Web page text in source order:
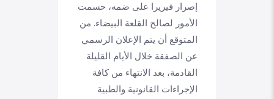
إصرار فيريرا على ضمه، حسمت
الأمور لصالح القلعة البيضاء. من
المتوقع أن يتم الإعلان الرسمي
عن الصفقة خلال الأيام القليلة
القادمة، بعد الانتهاء من كافة
الإجراءات القانونية والطبية